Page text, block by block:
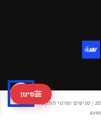
סינון
סניפים ופרטי התקשרות